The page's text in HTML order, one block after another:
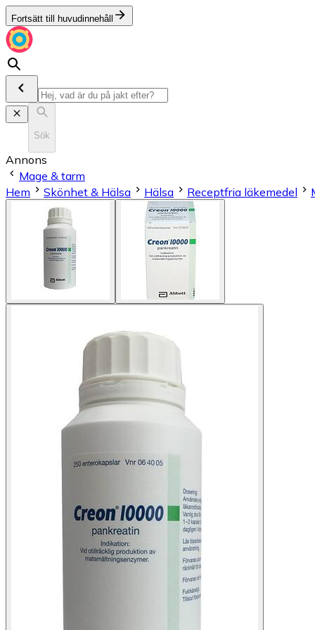
Fortsätt till huvudinnehåll
Sök
Annons
Mage & tarm
Hem
Skönhet & Hälsa Hälsa Receptfria läkemedel